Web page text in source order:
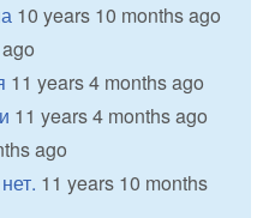
10 years 10 months ago
11 years 4 months ago
11 years 4 months ago
ago
11 years 10 months